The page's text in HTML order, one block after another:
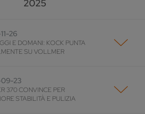
2025
26
E DOMANI: KOCK PUNTA
SU VOLLMER
23
370 CONVINCE PER
STABILITÀ E PULIZIA